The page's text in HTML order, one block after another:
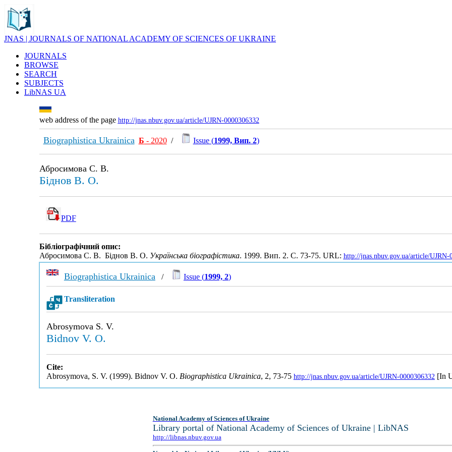
JNAS | JOURNALS OF NATIONAL ACADEMY OF SCIENCES OF UKRAINE
JOURNALS
BROWSE
SEARCH
SUBJECTS
LibNAS UA
web address of the page http://jnas.nbuv.gov.ua/article/UJRN-0000306332
Biographistica Ukrainica Б - 2020/ Issue (1999, Вип. 2)
Абросимова С. В.
Біднов В. О.
PDF
Бібліографічний опис:
Абросимова С. В. Біднов В. О. Українська біографістика. 1999. Вип. 2. С. 73-75. URL: http://jnas.nbuv.gov.ua/article/UJRN-
Biographistica Ukrainica / Issue (1999, 2)
Transliteration
Abrosymova S. V.
Bidnov V. O.
Cite:
Abrosymova, S. V. (1999). Bidnov V. O. Biographistica Ukrainica, 2, 73-75 http://jnas.nbuv.gov.ua/article/UJRN-0000306332 [In
National Academy of Sciences of Ukraine
Library portal of National Academy of Sciences of Ukraine | LibNAS
http://libnas.nbuv.gov.ua